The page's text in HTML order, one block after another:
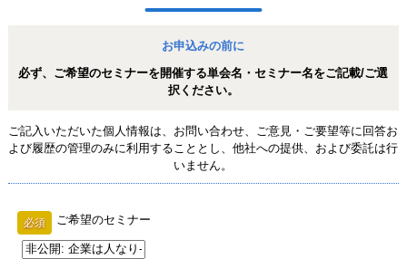
お申込みの前に
必ず、ご希望のセミナーを開催する単会名・セミナー名をご記載/ご選
択ください。
ご記入いただいた個人情報は、お問い合わせ、ご意見・ご要望等に回答お
よび履歴の管理のみに利用することとし、他社への提供、および委託は行
いません。
必須 ご希望のセミナー